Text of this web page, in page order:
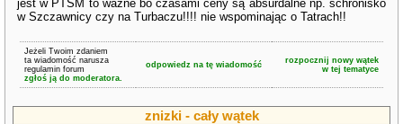
jest w PTSM to wazne bo czasami ceny są absurdalne np. schronisko
w Szczawnicy czy na Turbaczu!!!! nie wspominając o Tatrach!!
Jeżeli Twoim zdaniem
ta wiadomość narusza
regulamin forum
zgłoś ją do moderatora.
odpowiedz na tę wiadomość
rozpocznij nowy wątek
w tej tematyce
znizki - cały wątek